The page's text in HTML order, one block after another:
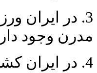
3. در ایران
مدرن وجود
4. در ایران